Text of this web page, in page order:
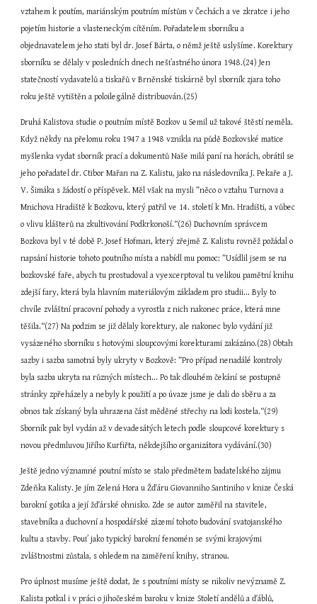
vztahem k poutím, mariánským poutním místům v Čechách a ve zkratce i jeho
pojetím historie a vlasteneckým cítěním. Pořadatelem sborníku a
objednavatelem jeho stati byl dr. Josef Bárta, o němž ještě uslyšíme. Korektury
sborníku se dělaly v posledních dnech nešťastného února 1948.(24) Jen
statečností vydavatelů a tiskařů v Brněnské tiskárně byl sborník zjara toho
roku ještě vytištěn a poloilegálně distribuován.(25)
Druhá Kalistova studie o poutním místě Bozkov u Semil už takové štěstí neměla.
Když někdy na přelomu roku 1947 a 1948 vznikla na půdě Bozkovské matice
myšlenka vydat sborník prací a dokumentů Naše milá paní na horách, obrátil se
jeho pořadatel dr. Ctibor Mařan na Z. Kalistu, jako na následovníka J. Pekaře a J.
V. Šimáka s žádostí o příspěvek. Měl však na mysli ”něco o vztahu Turnova a
Mnichova Hradiště k Bozkovu, který patřil ve 14. století k Mn. Hradišti, a vůbec
o vlivu klášterů na zkultivování Podkrkonoší.“(26) Duchovním správcem
Bozkova byl v té době P. Josef Hofman, který zřejmě Z. Kalistu rovněž požádal o
napsání historie tohoto poutního místa a nabídl mu pomoc: ”Usídlil jsem se na
bozkovské faře, abych tu prostudoval a vyexcerptoval tu velikou pamětní knihu
zdejší fary, která byla hlavním materiálovým základem pro studii... Byly to
chvíle zvláštní pracovní pohody a vyrostla z nich nakonec práce, která mne
těšila.“(27) Na podzim se již dělaly korektury, ale nakonec bylo vydání již
vysázeného sborníku s hotovými sloupcovými korekturami zakázáno.(28) Obtah
sazby i sazba samotná byly ukryty v Bozkově: ”Pro případ nenadálé kontroly
byla sazba ukryta na různých místech... Po tak dlouhém čekání se postupně
stránky zpřeházely a nebyly k použití a po úvaze jsme je dali do sběru a za
obnos tak získaný byla uhrazena část měděné střechy na lodi kostela.“(29)
Sborník pak byl vydán až v devadesátých letech podle sloupcové korektury s
novou předmluvou Jiřího Kurfiřta, někdejšího organizátora vydávání.(30)
Ještě jedno významné poutní místo se stalo předmětem badatelského zájmu
Zdeňka Kalisty. Je jím Zelená Hora u Žďáru Giovanniho Santiniho v knize Česká
barokní gotika a její žďárské ohnisko. Zde se autor zaměřil na stavitele,
stavebníka a duchovní a hospodářské zázemí tohoto budování svatojanského
kultu a stavby. Pouť jako typický barokní fenomén se svými krajovými
zvláštnostmi zůstala, s ohledem na zaměření knihy, stranou.
Pro úplnost musíme ještě dodat, že s poutními místy se nikoliv nevýznamě Z.
Kalista potkal i v práci o jihočeském baroku v knize Století andělů a ďáblů,